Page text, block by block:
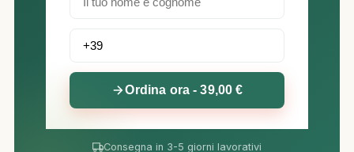
Ordina ora - 39,00 €
Consegna in 3-5 giorni lavorativi